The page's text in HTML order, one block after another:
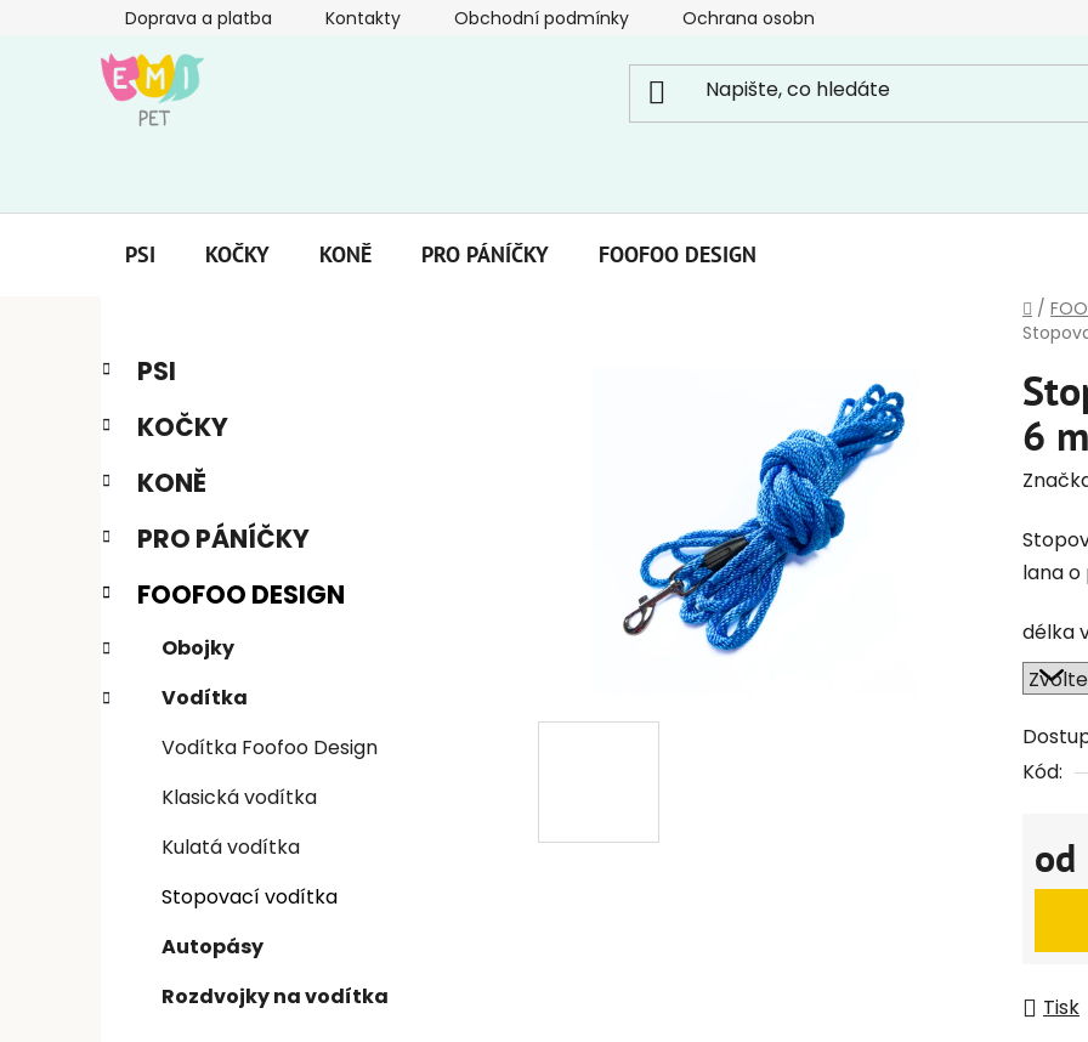
Doprava a platba Kontakty Obchodní podmínky Ochrana osobních údajů
PSI KOČKY KONĚ PRO PÁNÍČKY FOOFOO DESIGN
Domů
/
P
s
r
n
n
í
p
n
Přeskočit
kategorie
K
a
e
o
i
PSI
KOČKY
KONĚ
PRO PÁNÍČKY
FOOFOO DESIGN
Obojky
Vodítka
Vodítka Foofoo Design
Klasická vodítka
Kulatá vodítka
Stopovací vodítka
Autopásy
Rozdvojky na vodítka
6
lana o
délka
Kód:
od
Tisk